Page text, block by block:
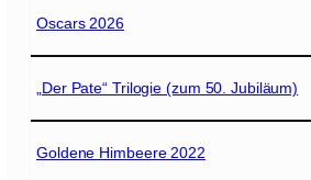
Oscars 2026
„Der Pate“ Trilogie (zum 50. Jubiläum)
Goldene Himbeere 2022